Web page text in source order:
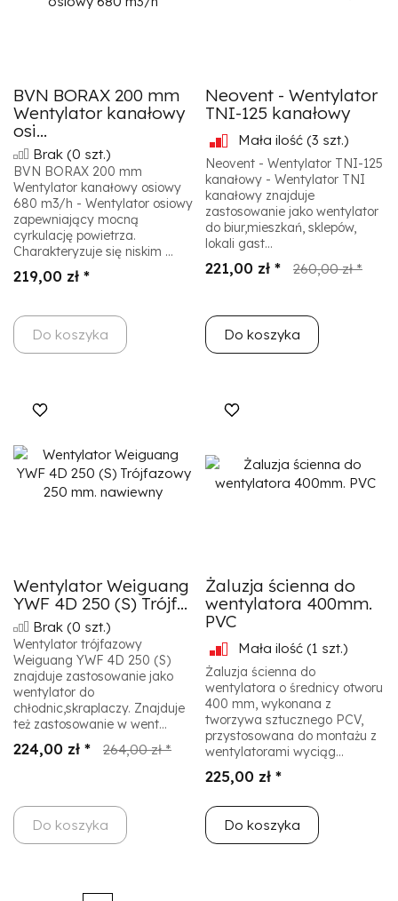
BVN BORAX 200 mm
Wentylator kanałowy
osi...
Brak (0 szt.)
BVN BORAX 200 mm
Wentylator kanałowy osiowy
680 m3/h - Wentylator osiowy
zapewniający mocną
cyrkulację powietrza.
Charakteryzuje się niskim ...
219,00 zł *
Do koszyka
Neovent - Wentylator
TNI-125 kanałowy
Mała ilość (3 szt.)
Neovent - Wentylator TNI-125
kanałowy - Wentylator TNI
kanałowy znajduje
zastosowanie jako wentylator
do biur,mieszkań, sklepów,
lokali gast...
221,00 zł * 260,00 zł *
Do koszyka
Wentylator Weiguang
YWF 4D 250 (S) Trójf...
Brak (0 szt.)
Wentylator trójfazowy
Weiguang YWF 4D 250 (S)
znajduje zastosowanie jako
wentylator do
chłodnic,skraplaczy. Znajduje
też zastosowanie w went...
224,00 zł * 264,00 zł *
Do koszyka
Żaluzja ścienna do
wentylatora 400mm.
PVC
Mała ilość (1 szt.)
Żaluzja ścienna do
wentylatora o średnicy otworu
400 mm, wykonana z
tworzywa sztucznego PCV,
przystosowana do montażu z
wentylatorami wyciąg...
225,00 zł *
Do koszyka